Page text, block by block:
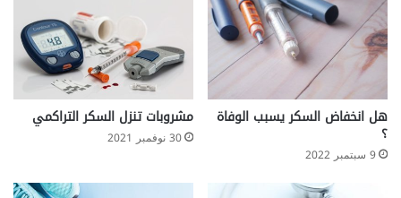
هل انخفاض السكر يسبب الوفاة
؟
9 سبتمبر 2022
مشروبات تنزل السكر التراكمي
30 نوفمبر 2021